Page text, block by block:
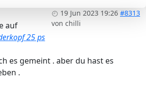
19 Jun 2023 19:26 #8313
von chilli
auf
25 ps
es gemeint . aber du hast es
.